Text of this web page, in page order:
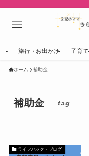
旅行・お出かけ 子育て
ホーム 補助金
補助金 – tag –
ライフハック・ブログ